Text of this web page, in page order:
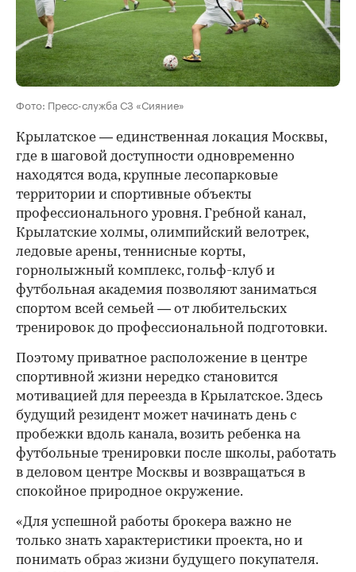
Фото: Пресс-служба СЗ «Сияние»
Крылатское — единственная локация Москвы,
где в шаговой доступности одновременно
находятся вода, крупные лесопарковые
территории и спортивные объекты
профессионального уровня. Гребной канал,
Крылатские холмы, олимпийский велотрек,
ледовые арены, теннисные корты,
горнолыжный комплекс, гольф-клуб и
футбольная академия позволяют заниматься
спортом всей семьей — от любительских
тренировок до профессиональной подготовки.
Поэтому приватное расположение в центре
спортивной жизни нередко становится
мотивацией для переезда в Крылатское. Здесь
будущий резидент может начинать день с
пробежки вдоль канала, возить ребенка на
футбольные тренировки после школы, работать
в деловом центре Москвы и возвращаться в
спокойное природное окружение.
«Для успешной работы брокера важно не
только знать характеристики проекта, но и
понимать образ жизни будущего покупателя.